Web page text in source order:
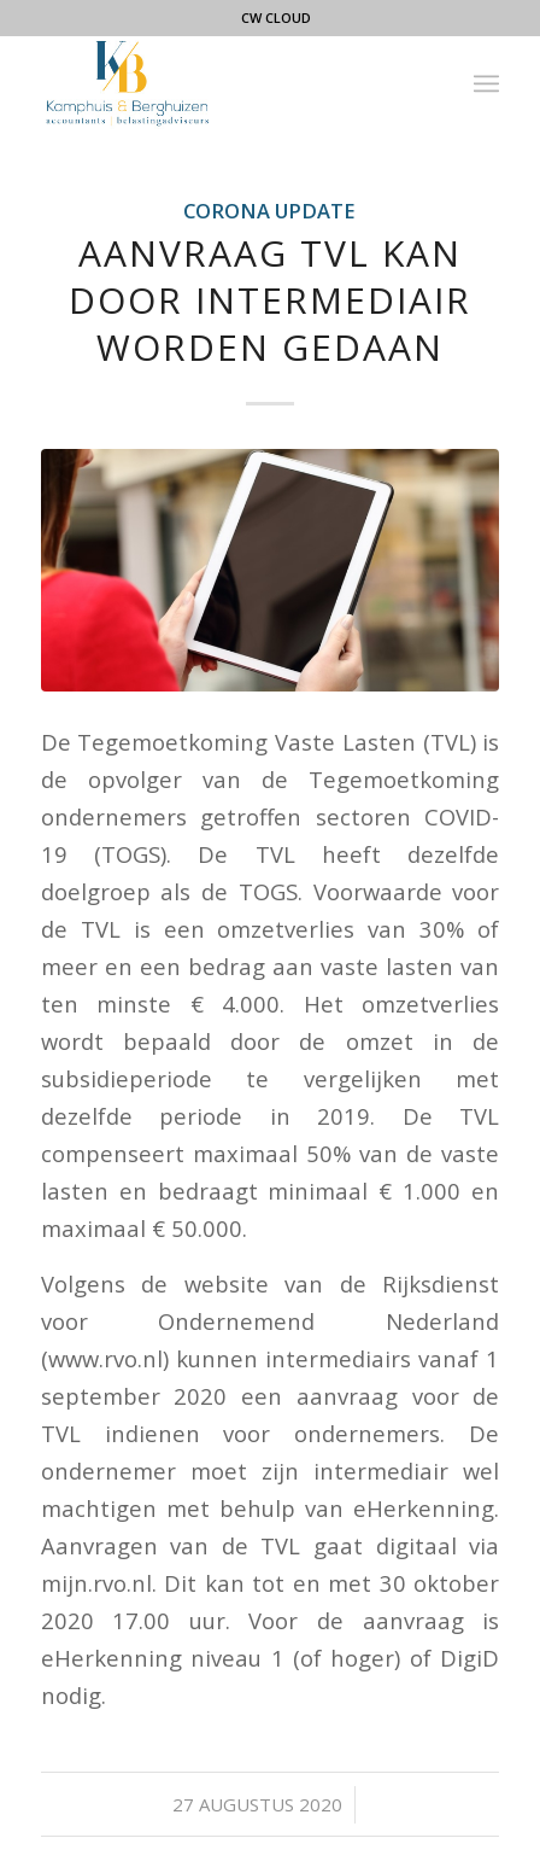
CW CLOUD
CORONA UPDATE
AANVRAAG TVL KAN
DOOR INTERMEDIAIR
WORDEN GEDAAN
De Tegemoetkoming Vaste Lasten (TVL) is
de opvolger van de Tegemoetkoming
ondernemers getroffen sectoren COVID-
19 (TOGS). De TVL heeft dezelfde
doelgroep als de TOGS. Voorwaarde voor
de TVL is een omzetverlies van 30% of
meer en een bedrag aan vaste lasten van
ten minste € 4.000. Het omzetverlies
wordt bepaald door de omzet in de
subsidieperiode te vergelijken met
dezelfde periode in 2019. De TVL
compenseert maximaal 50% van de vaste
lasten en bedraagt minimaal € 1.000 en
maximaal € 50.000.
Volgens de website van de Rijksdienst
voor Ondernemend Nederland
(www.rvo.nl) kunnen intermediairs vanaf 1
september 2020 een aanvraag voor de
TVL indienen voor ondernemers. De
ondernemer moet zijn intermediair wel
machtigen met behulp van eHerkenning.
Aanvragen van de TVL gaat digitaal via
mijn.rvo.nl. Dit kan tot en met 30 oktober
2020 17.00 uur. Voor de aanvraag is
eHerkenning niveau 1 (of hoger) of DigiD
nodig.
27 AUGUSTUS 2020
/